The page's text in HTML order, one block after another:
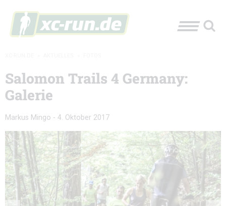
Salomon Trails 4 Germany:
Galerie
Markus Mingo - 4. Oktober 2017